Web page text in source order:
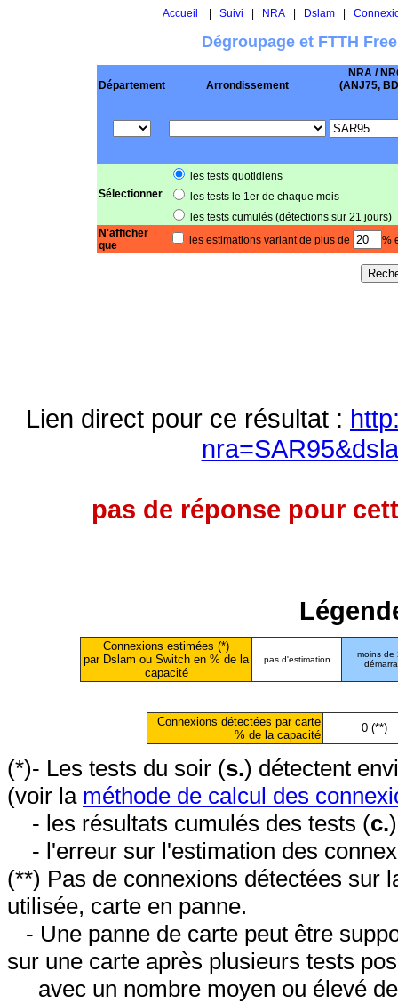
Accueil Suivi NRA| Dslam|
Dégroupage et FTTH
Département Arrondissement
NRA /
(ANJ75,
Sélectionner
les tests quotidiens
les tests le 1er de chaque mois
les tests cumulés (détections sur 21 jours)
N'afficher
que
les estimations variant de plus de %
Lien direct pour ce résultat :
pas de réponse pour
Connexions estimées (*)
par Dslam ou Switch en % de la
capacité
pas d'estimation
moins de
Connexions détectées par carte
% de la capacité
0 (**)
(*)- Les tests du soir (s.) détectent
(voir la méthode de calcul des
- les résultats cumulés des tests (c.
- l'erreur sur l'estimation des
(**) Pas de connexions détectées sur
utilisée, carte en panne.
- Une panne de carte peut être
sur une carte après plusieurs tests
avec un nombre moyen ou élevé